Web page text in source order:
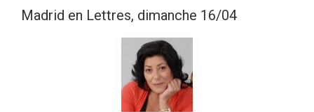
Madrid en Lettres, dimanche 16/04